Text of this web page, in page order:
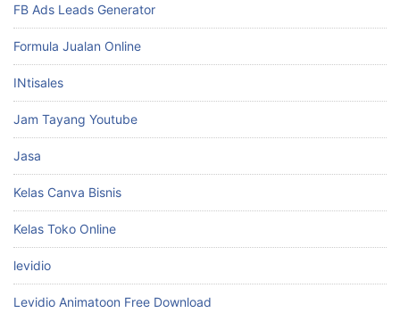
FB Ads Leads Generator
Formula Jualan Online
INtisales
Jam Tayang Youtube
Jasa
Kelas Canva Bisnis
Kelas Toko Online
levidio
Levidio Animatoon Free Download